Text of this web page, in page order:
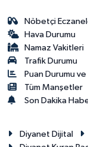
Nöbetçi
Hava Durumu
Namaz Vakitleri
Trafik Durumu
Puan Durumu
Tüm Manşetler
Son Dakika
Diyanet Dijital